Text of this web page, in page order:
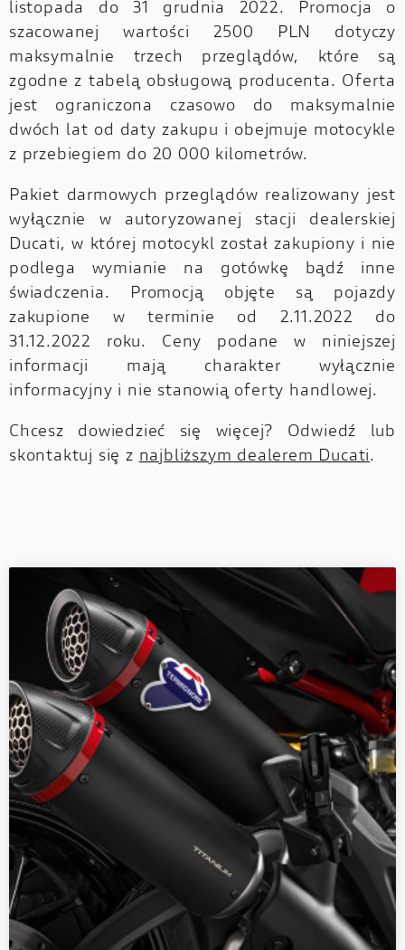
listopada do 31 grudnia 2022. Promocja o
szacowanej wartości 2500 PLN dotyczy
maksymalnie trzech przeglądów, które są
zgodne z tabelą obsługową producenta. Oferta
jest ograniczona czasowo do maksymalnie
dwóch lat od daty zakupu i obejmuje motocykle
z przebiegiem do 20 000 kilometrów.
Pakiet darmowych przeglądów realizowany jest
wyłącznie w autoryzowanej stacji dealerskiej
Ducati, w której motocykl został zakupiony i nie
podlega wymianie na gotówkę bądź inne
świadczenia. Promocją objęte są pojazdy
zakupione w terminie od 2.11.2022 do
31.12.2022 roku. Ceny podane w niniejszej
informacji mają charakter wyłącznie
informacyjny i nie stanowią oferty handlowej.
Chcesz dowiedzieć się więcej? Odwiedź lub
skontaktuj się z najbliższym dealerem Ducati.